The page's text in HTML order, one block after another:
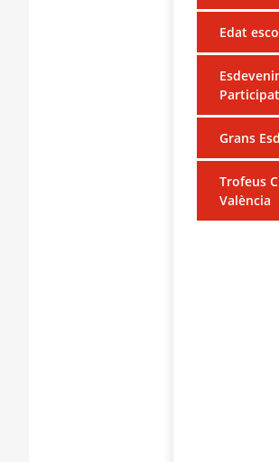
Edat
Grans
Trofeus
València